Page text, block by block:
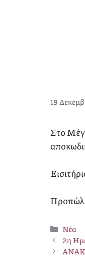
19
Στο
Νέα
2η